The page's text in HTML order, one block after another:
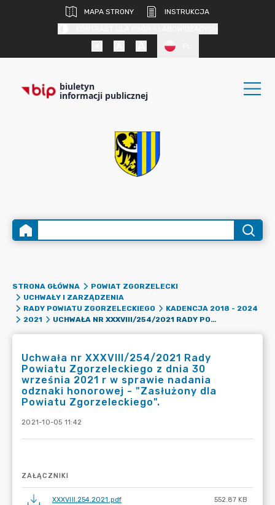
MAPA STRONY
INSTRUKCJA
biuletyn
informacji publicznej
STRONA GŁÓWNA
POWIAT ZGORZELECKI
UCHWAŁY I ZARZĄDZENIA
RADY POWIATU ZGORZELECKIEGO
KADENCJA 2018 - 2024
2021
UCHWAŁA NR XXXVIII/254/2021 RADY POWIATU ZGORZELECKIEGO Z DNIA 30 WRZEŚNIA 2021 R W SPRAWIE NADANIA ODZNAKI HONOROWEJ - "ZASŁUŻONY DLA POWIATU ZGORZELECKIEGO".
Uchwała nr XXXVIII/254/2021 Rady
Powiatu Zgorzeleckiego z dnia 30
września 2021 r w sprawie nadania
odznaki honorowej - "Zasłużony dla
Powiatu Zgorzeleckiego".
2021-10-05 11:42
ZAŁĄCZNIKI
XXXVIII.254.2021.pdf 552.87 KB